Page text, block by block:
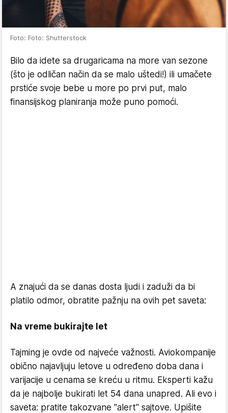
Foto: Foto: Shutterstock
Bilo da idete sa drugaricama na more van sezone
(što je odličan način da se malo uštedi!) ili umačete
prstiće svoje bebe u more po prvi put, malo
finansijskog planiranja može puno pomoći.
A znajući da se danas dosta ljudi i zaduži da bi
platilo odmor, obratite pažnju na ovih pet saveta:
Na vreme bukirajte let
Tajming je ovde od najveće važnosti. Aviokompanije
obično najavljuju letove u određeno doba dana i
varijacije u cenama se kreću u ritmu. Eksperti kažu
da je najbolje bukirati let 54 dana unapred. Ali evo i
saveta: pratite takozvane "alert" sajtove. Upišite